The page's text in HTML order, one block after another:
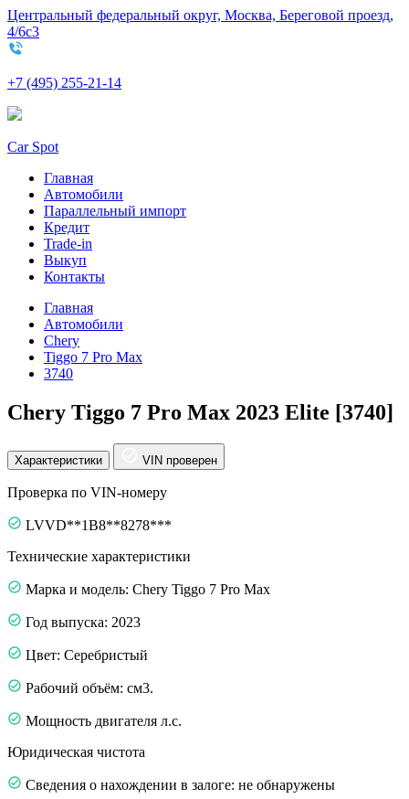
Центральный федеральный округ, Москва, Береговой проезд,
4/6с3
+7 (495) 255-21-14
Car Spot
Главная
Автомобили
Параллельный импорт
Кредит
Trade-in
Выкуп
Контакты
Главная
Автомобили
Chery
Tiggo 7 Pro Max
3740
Chery Tiggo 7 Pro Max 2023 Elite [3740]
Характеристики VIN проверен
Проверка по VIN-номеру
LVVD**1B8**8278***
Технические характеристики
Марка и модель: Chery Tiggo 7 Pro Max
Год выпуска: 2023
Цвет: Серебристый
Рабочий объём: см3.
Мощность двигателя л.с.
Юридическая чистота
Сведения о нахождении в залоге: не обнаружены